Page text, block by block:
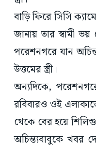
বাড়ি ফিরে সিসি
জানায় তার স্বামী
পরেশনগরে যান
উত্তমের স্ত্রী।
অন্যদিকে,
রবিবারও ওই
থেকে বের হয়ে
অচিন্ত্যবাবুকে খবর